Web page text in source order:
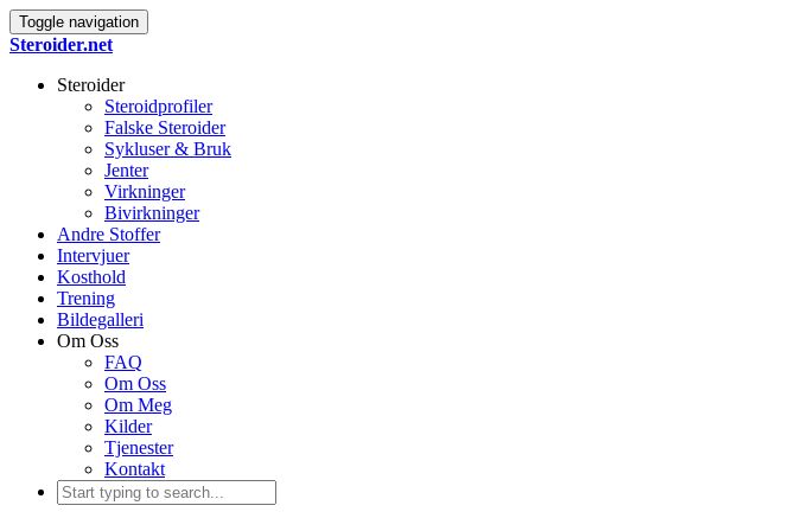
Toggle navigation
Steroider.net
Steroider
Steroidprofiler
Falske Steroider
Sykluser & Bruk
Jenter
Virkninger
Bivirkninger
Andre Stoffer
Intervjuer
Kosthold
Trening
Bildegalleri
Om Oss
FAQ
Om Oss
Om Meg
Kilder
Tjenester
Kontakt